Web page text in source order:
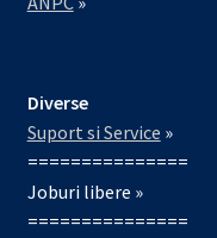
Diverse
Suport si Service »
===============
Joburi libere »
===============